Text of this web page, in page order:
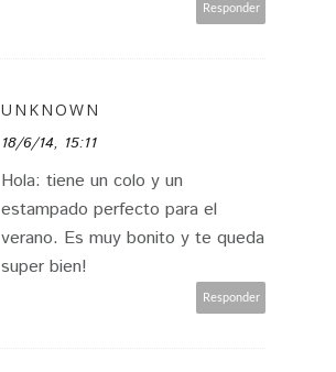
Responder
UNKNOWN
18/6/14, 15:11
Hola: tiene un colo y un
estampado perfecto para el
verano. Es muy bonito y te queda
super bien!
Responder